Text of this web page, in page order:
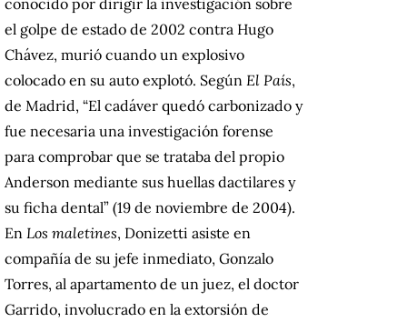
conocido por dirigir la investigación sobre
el golpe de estado de 2002 contra Hugo
Chávez, murió cuando un explosivo
colocado en su auto explotó. Según El País,
de Madrid, “El cadáver quedó carbonizado y
fue necesaria una investigación forense
para comprobar que se trataba del propio
Anderson mediante sus huellas dactilares y
su ficha dental” (19 de noviembre de 2004).
En Los maletines, Donizetti asiste en
compañía de su jefe inmediato, Gonzalo
Torres, al apartamento de un juez, el doctor
Garrido, involucrado en la extorsión de